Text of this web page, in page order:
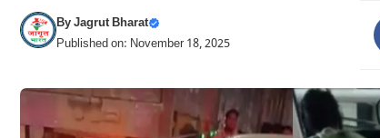
ByJagrut Bharat
Published on: November 18, 2025